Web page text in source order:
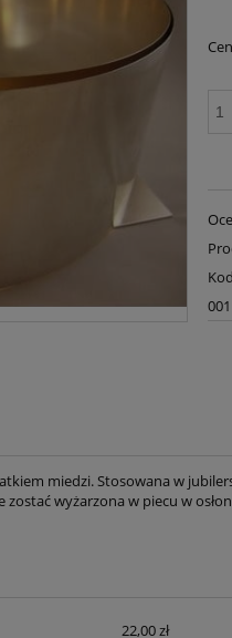
001
miedzi. Stosowana w
wyżarzona w piecu w
22,00 zł